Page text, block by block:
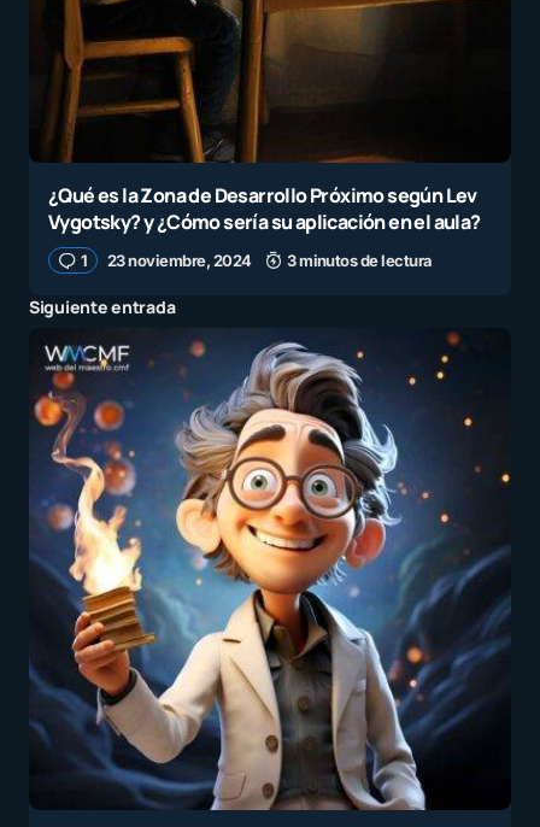
¿Qué es la Zona de Desarrollo Próximo según Lev
Vygotsky? y ¿Cómo sería su aplicación en el aula?
1 23 noviembre, 2024 3 minutos de lectura
Siguiente entrada